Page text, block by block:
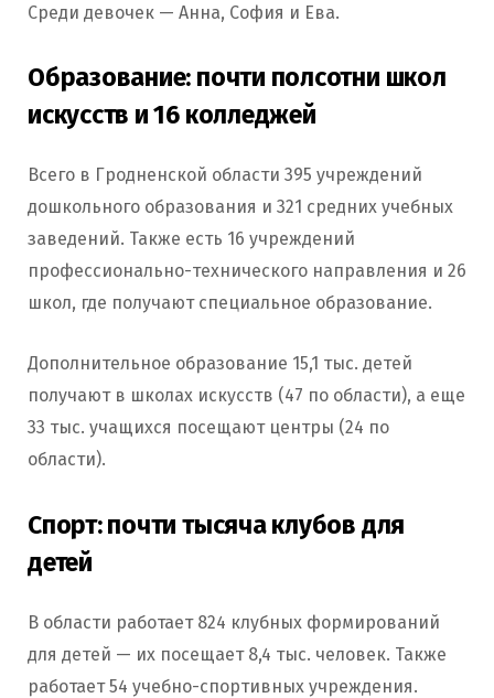
Среди девочек — Анна, София и Ева.
Образование: почти полсотни школ
искусств и 16 колледжей
Всего в Гродненской области 395 учреждений
дошкольного образования и 321 средних учебных
заведений. Также есть 16 учреждений
профессионально-технического направления и 26
школ, где получают специальное образование.
Дополнительное образование 15,1 тыс. детей
получают в школах искусств (47 по области), а еще
33 тыс. учащихся посещают центры (24 по
области).
Спорт: почти тысяча клубов для
детей
В области работает 824 клубных формирований
для детей — их посещает 8,4 тыс. человек. Также
работает 54 учебно-спортивных учреждения.